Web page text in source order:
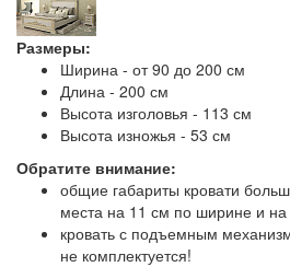
Размеры:
Ширина - от 90 до 200 см
Длина - 200 см
Высота изголовья - 113 см
Высота изножья - 53 см
Обратите внимание:
общие габариты кровати
места на 11 см по ширине и
кровать с подъемным
не комплектуется!